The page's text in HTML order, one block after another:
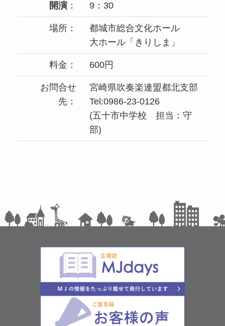
開演： 9：30
場所：
都城市総合文化ホール
大ホール「きりしま」
料金： 600円
お問合せ
先：
宮崎県吹奏楽連盟都北支部
Tel:0986-23-0126
(五十市中学校 担当：守
部)